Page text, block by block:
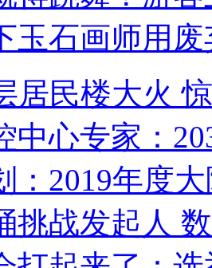
玉石画师用
居民楼大火
中心专家：
：2019年度
挑战发起人